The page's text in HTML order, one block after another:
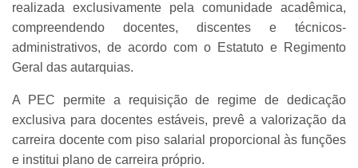
realizada exclusivamente pela comunidade acadêmica,
compreendendo docentes, discentes e técnicos-
administrativos, de acordo com o Estatuto e Regimento
Geral das autarquias.
A PEC permite a requisição de regime de dedicação
exclusiva para docentes estáveis, prevê a valorização da
carreira docente com piso salarial proporcional às funções
e institui plano de carreira próprio.